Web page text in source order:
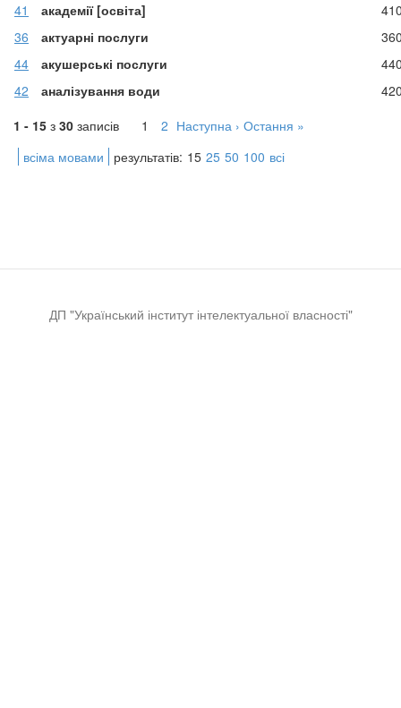
41 академії [освіта]
36
актуарні послуги
44
акушерські послуги
42
аналізування води
1 - 15 з 30 записів 1 2 Наступна › Остання »
всіма мовами
результатів: 15 25 50 100 всі
ДП "Український інститут інтелектуальної власності"